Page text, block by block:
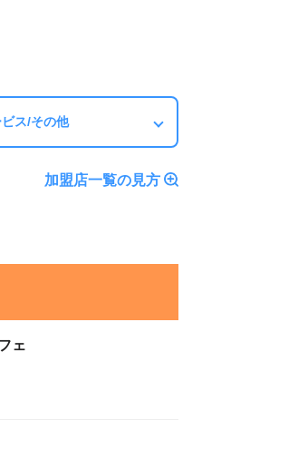
ス/その他
加盟店一覧の見方
ェ